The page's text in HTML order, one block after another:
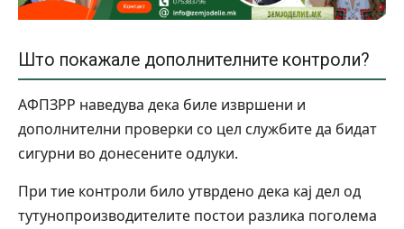
Што покажале дополнителните контроли?
АФПЗРР наведува дека биле извршени и
дополнителни проверки со цел службите да бидат
сигурни во донесените одлуки.
При тие контроли било утврдено дека кај дел од
тутунопроизводителите постои разлика поголема